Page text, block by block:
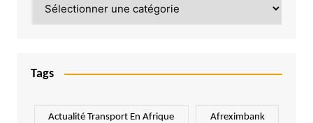
Tags
Actualité Transport En Afrique Afreximbank